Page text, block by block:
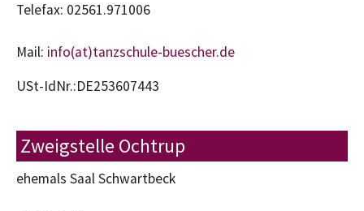
Telefax: 02561.971006
Mail: info(at)tanzschule-buescher.de
USt-IdNr.:DE253607443
Zweigstelle Ochtrup
ehemals Saal Schwartbeck